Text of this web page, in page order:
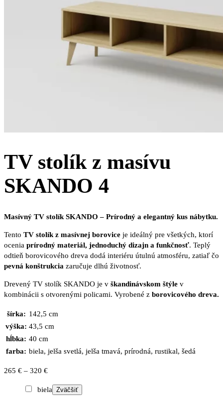
TV stolík z masívu
SKANDO 4
Masívný TV stolík SKANDO – Prírodný a elegantný kus nábytku.
Tento TV stolík z masívnej borovice je ideálný pre všetkých, ktorí
ocenia prírodný materiál, jednoduchý dizajn a funkčnosť. Teplý
odtieň borovicového dreva dodá interiéru útulnú atmosféru, zatiaľ čo
pevná konštrukcia zaručuje dlhú životnosť.
Drevený TV stolík SKANDO je v škandinávskom štýle v
kombinácii s otvorenými policami. Vyrobené z borovicového dreva.
šírka: 142,5 cm
výška: 43,5 cm
hĺbka: 40 cm
farba: biela, jelša svetlá, jelša tmavá, prírodná, rustikal, šedá
265 € – 320 €Price
265 €
biela Zväčšiť